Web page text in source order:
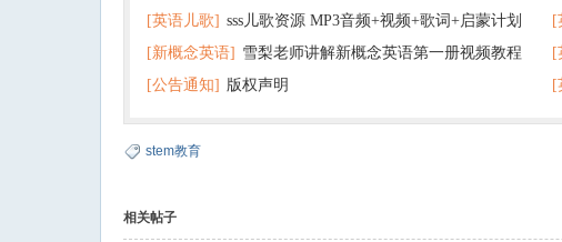
[英语儿歌] sss儿歌资源 MP3音频+视频+歌词+启蒙计划
百度云网盘下载
[新概念英语] 雪梨老师讲解新概念英语第一册视频教程
[公告通知] 版权声明
[
[
[
stem教育
相关帖子